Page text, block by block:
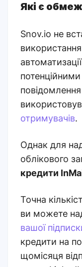
Які є
Snov.io не
отримувачів.
Однак для
облікового
кредити
Точна
ви можете
вашої
кредити на
щомісяця